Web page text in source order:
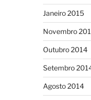
Janeiro 2015
Novembro
Outubro 2014
Setembro
Agosto 2014